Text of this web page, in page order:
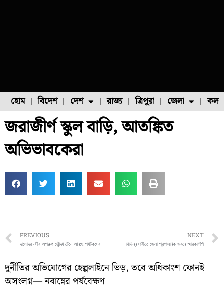
হোম বিদেশ দেশ
ফুল চাষ ফল চাষ মাছ চাষ
রাজ্য ত্রিপুরা জেলা
জরাজীর্ণ স্কুল বাড়ি, আতঙ্কিত
অভিভাবকেরা
Prev
PREVIOUS
দামোদর নদীর অপরুপ সৌন্দর্য টেনে আনছে পর্যটকদের
NEXT
বিভিন্ন দাবীতে জেলা প্রশাসনিক ভবনে স্মারকলিপি
দুর্নীতির অভিযোগের হেল্পলাইনে ভিড়, তবে অধিকাংশ ফোনই
অসংলগ্ন— নবান্নের পর্যবেক্ষণ